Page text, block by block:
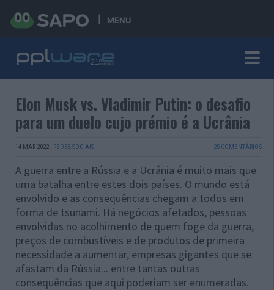
MENU
Elon Musk vs. Vladimir Putin: o desafio
para um duelo cujo prémio é a Ucrânia
14 MAR 2022 · REDES SOCIAIS 25 COMENTÁRIOS
A guerra entre a Rússia e a Ucrânia é muito mais que
uma batalha entre estes dois países. O mundo está
envolvido e as consequências chegam a todos em
forma de tsunami. Há negócios afetados, pessoas
envolvidas no acolhimento de quem foge da guerra,
preços de combustíveis e de produtos de primeira
necessidade a aumentar, empresas gigantes que se
afastam da Rússia... entre tantas outras
consequências que aqui poderiam ser enumeradas.